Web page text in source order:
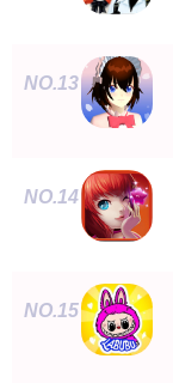
NO.13
NO.14
NO.15